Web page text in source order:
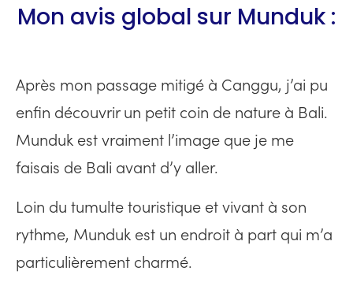
Mon avis global sur Munduk :
Après mon passage mitigé à Canggu, j’ai pu
enfin découvrir un petit coin de nature à Bali.
Munduk est vraiment l’image que je me
faisais de Bali avant d’y aller.
Loin du tumulte touristique et vivant à son
rythme, Munduk est un endroit à part qui m’a
particulièrement charmé.